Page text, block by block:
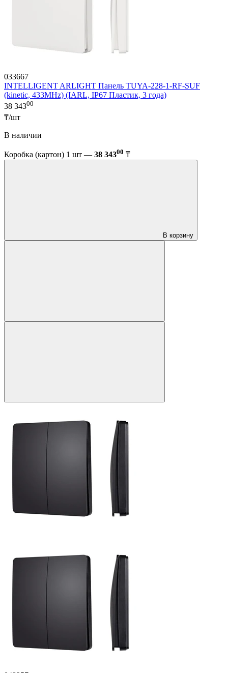
033667
INTELLIGENT ARLIGHT Панель TUYA-228-1-RF-SUF
(kinetic, 433MHz) (IARL, IP67 Пластик, 3 года)
38 34300
₸/шт
В наличии
Коробка (картон) 1 шт — 38 34300 ₸
В корзину